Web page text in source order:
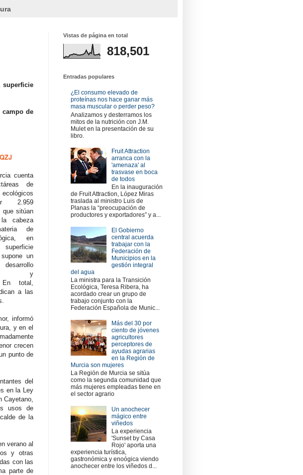
campo de
cuenta
de
2.959
que sitúan
cabeza
de
en
un
y
En total,
a las
informó
y en el
crecen
punto de
del
en la Ley
Cayetano,
usos de
de la
verano al
y otras
con las
parte de
Vistas de página en total
818,501
Entradas populares
¿El consumo elevado de
proteínas nos hace ganar más
masa muscular o perder peso?
Analizamos y desterramos los
mitos de la nutrición con J.M.
Mulet en la presentación de su
libro.
Fruit Attraction
arranca con la
'amenaza' al
trasvase en boca
de todos
En la inauguración
de Fruit Attraction, López Miras
traslada al ministro Luis de
Planas la “preocupación de
productores y exportadores” y a...
El Gobierno
central acuerda
trabajar con la
Federación de
Municipios en la
gestión integral
del agua
La ministra para la Transición
Ecológica, Teresa Ribera, ha
acordado crear un grupo de
trabajo conjunto con la
Federación Española de Munic...
Más del 30 por
ciento de jóvenes
agricultores
perceptores de
ayudas agrarias
en la Región de
Murcia son mujeres
La Región de Murcia se sitúa
como la segunda comunidad que
más mujeres empleadas tiene en
el sector agrario
Un anochecer
mágico entre
viñedos
La experiencia
'Sunset by Casa
Rojo' aporta una
experiencia turística,
gastronómica y enoógica viendo
anochecer entre los viñedos d...